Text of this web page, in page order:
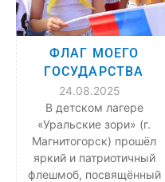
ФЛАГ МОЕГО
ГОСУДАРСТВА
24.08.2025
В детском лагере
«Уральские зори» (г.
Магнитогорск) прошёл
яркий и патриотичный
флешмоб, посвящённый